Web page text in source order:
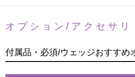
オプション/アクセサリ
付属品・必須/ウェッジおすすめ